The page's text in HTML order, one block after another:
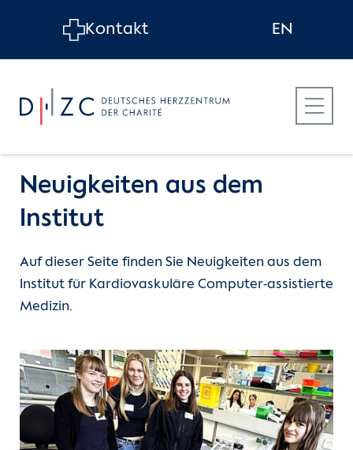
Forschungsfelder
Zusammenarbeit
Über das ICM
Neuigkeiten aus dem
Institut
Auf dieser Seite finden Sie Neuigkeiten aus dem
Institut für Kardiovaskuläre Computer-assistierte
Medizin.
Kontakt EN